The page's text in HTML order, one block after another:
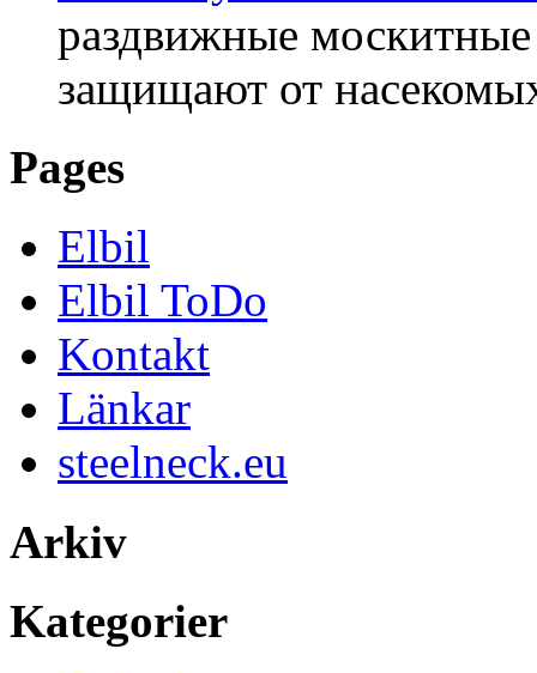
раздвижные
защищают от
Pages
Elbil
Elbil ToDo
Kontakt
Länkar
steelneck.eu
Arkiv
Kategorier